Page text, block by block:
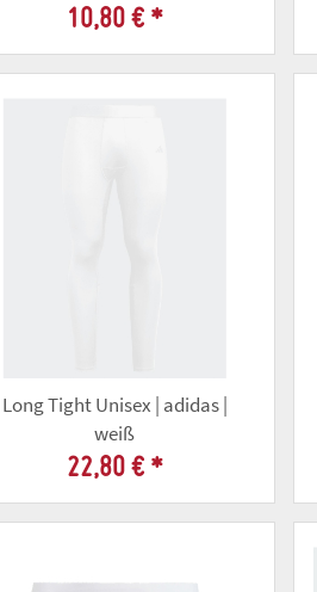
10,80 € *
Long Tight Unisex | adidas |
weiß
22,80 € *